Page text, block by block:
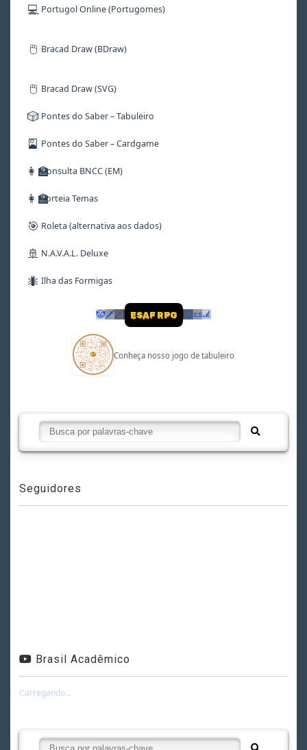
💻 Portugol Online (Portugomes)
🖱️ Bracad Draw (BDraw)
🖱️ Bracad Draw (SVG)
🎲 Pontes do Saber – Tabuleiro
🎴 Pontes do Saber – Cardgame
👩‍🏫Consulta BNCC (EM)
👩‍🏫Sorteia Temas
🎯 Roleta (alternativa aos dados)
🚢 N.A.V.A.L. Deluxe
🐜 Ilha das Formigas
🤡 🗡🪄 ESAF RPG 👹📜🦼
Conheça nosso jogo de tabuleiro
Seguidores
Brasil Acadêmico
Carregando...